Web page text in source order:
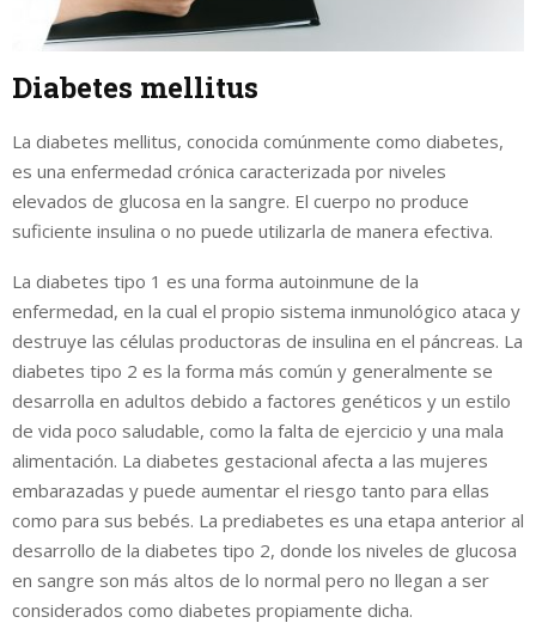
Diabetes mellitus
La diabetes mellitus, conocida comúnmente como diabetes,
es una enfermedad crónica caracterizada por niveles
elevados de glucosa en la sangre. El cuerpo no produce
suficiente insulina o no puede utilizarla de manera efectiva.
La diabetes tipo 1 es una forma autoinmune de la
enfermedad, en la cual el propio sistema inmunológico ataca y
destruye las células productoras de insulina en el páncreas. La
diabetes tipo 2 es la forma más común y generalmente se
desarrolla en adultos debido a factores genéticos y un estilo
de vida poco saludable, como la falta de ejercicio y una mala
alimentación. La diabetes gestacional afecta a las mujeres
embarazadas y puede aumentar el riesgo tanto para ellas
como para sus bebés. La prediabetes es una etapa anterior al
desarrollo de la diabetes tipo 2, donde los niveles de glucosa
en sangre son más altos de lo normal pero no llegan a ser
considerados como diabetes propiamente dicha.